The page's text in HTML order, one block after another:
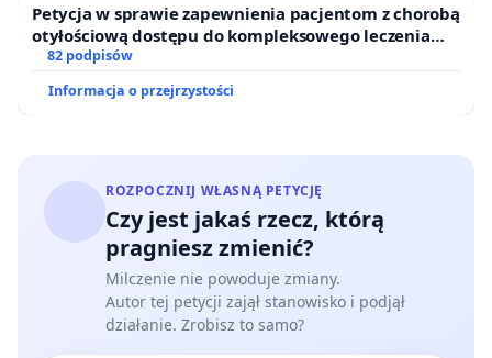
Petycja w sprawie zapewnienia pacjentom z chorobą
otyłościową dostępu do kompleksowego leczenia
oraz programów profilaktycznych.
82 podpisów
Informacja o przejrzystości
ROZPOCZNIJ WŁASNĄ PETYCJĘ
Czy jest jakaś rzecz, którą
pragniesz zmienić?
Milczenie nie powoduje zmiany.
Autor tej petycji zajął stanowisko i podjął
działanie. Zrobisz to samo?